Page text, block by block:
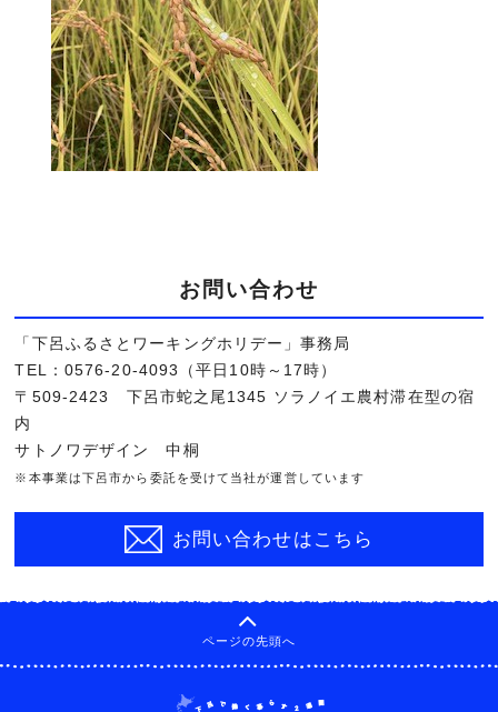
お問い合わせ
「下呂ふるさとワーキングホリデー」事務局
TEL：0576-20-4093（平日10時～17時）
〒509-2423 下呂市蛇之尾1345 ソラノイエ農村滞在型の宿
内
サトノワデザイン 中桐
※本事業は下呂市から委託を受けて当社が運営しています
お問い合わせはこちら
ページの先頭へ